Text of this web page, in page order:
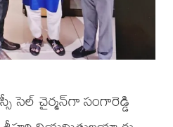
సెల్ చైర్మన్‌గా సంగారెడ్డి